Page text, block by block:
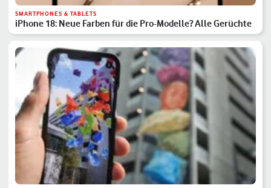
SMARTPHONES & TABLETS
iPhone 18: Neue Farben für die Pro-Modelle? Alle Gerüchte